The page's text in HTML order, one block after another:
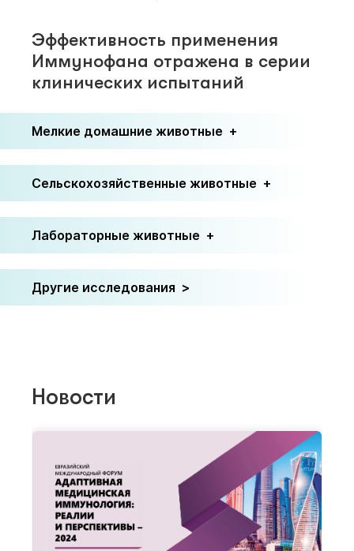
Эффективность применения
Иммунофана отражена в серии
клинических испытаний
Мелкие домашние животные
Сельскохозяйственные животные
Лабораторные животные
Другие исследования
Новости